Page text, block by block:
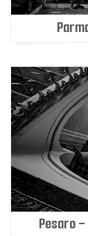
Pesaro -